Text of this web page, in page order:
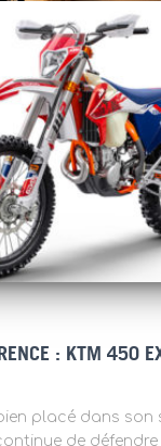
: KTM 450
placé dans son
de